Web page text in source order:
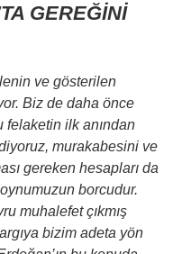
GEREĞİNİ
ve gösterilen
Biz de daha önce
felaketin ilk anından
murakabesini ve
gereken hesapları da
borcudur.
muhalefet çıkmış
bizim adeta yön